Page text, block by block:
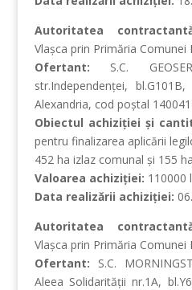
Autoritatea
Vlaşca prin Primăria Comunei
Ofertant: S.C.
str.Independenţei,
Alexandria, cod poştal 140041
Obiectul achiziţiei şi
pentru finalizarea aplicării
452 ha izlaz comunal şi 155
Valoarea achiziţiei: 110000
Data realizării achiziţiei:
Autoritatea
Vlaşca prin Primăria Comunei
Ofertant: S.C.
Aleea Solidarităţii nr.1A,